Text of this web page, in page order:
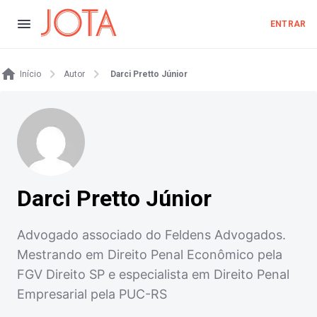
ENTRAR
Início Autor Darci Pretto Júnior
Darci Pretto Júnior
Advogado associado do Feldens Advogados.
Mestrando em Direito Penal Econômico pela
FGV Direito SP e especialista em Direito Penal
Empresarial pela PUC-RS